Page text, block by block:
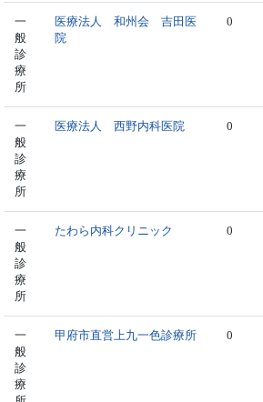
一
般
診
療
所
医療法人 和州会 吉田医
院
0
一
般
診
療
所
医療法人 西野内科医院 0
一
般
診
療
所
たわら内科クリニック 0
一
般
診
療
甲府市直営上九一色診療所 0